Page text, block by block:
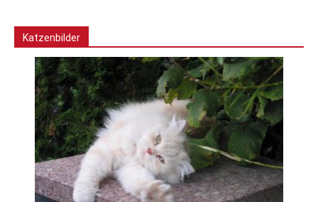
Katzenbilder